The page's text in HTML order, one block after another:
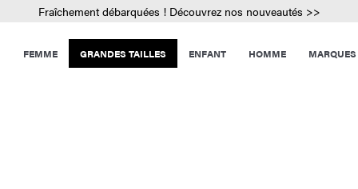
Fraîchement débarquées ! Découvrez nos nouveautés >>
FEMME GRANDES TAILLES ENFANT HOMME MARQUES